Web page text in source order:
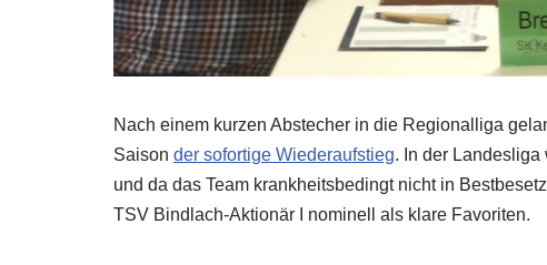
Nach einem kurzen Abstecher in die Regionalliga
Saison der sofortige Wiederaufstieg. In der
und da das Team krankheitsbedingt nicht in
TSV Bindlach-Aktionär I nominell als klare Favoriten.